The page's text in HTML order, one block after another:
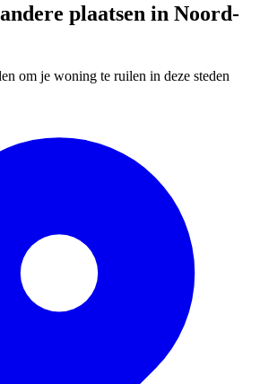
plaatsen in Noord-
om je woning te ruilen in deze steden